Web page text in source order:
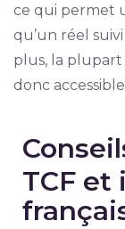
ce qui permet
qu’un réel
plus, la plupart
donc
TCF et